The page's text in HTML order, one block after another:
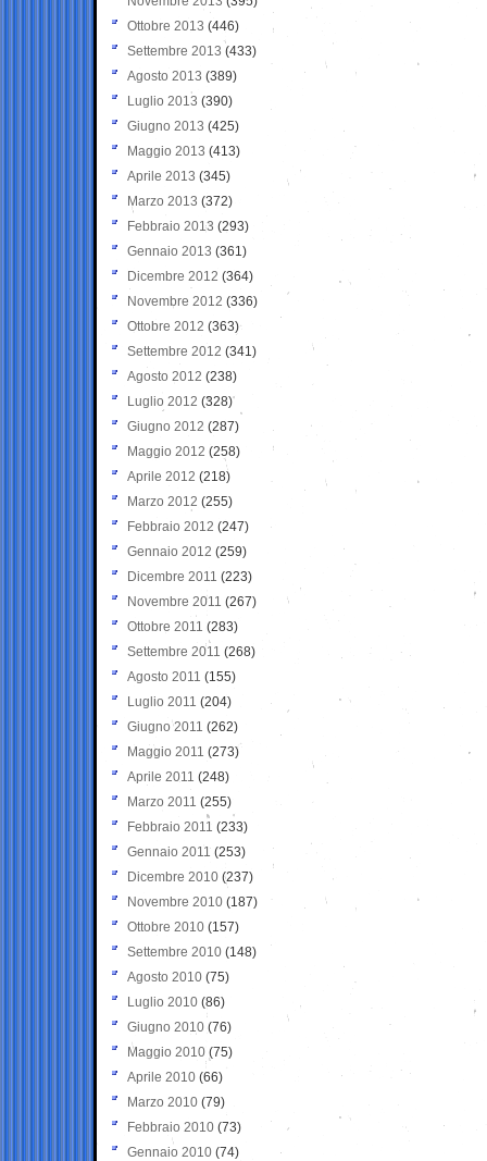
Ottobre 2013 (446)
Settembre 2013 (433)
Agosto 2013 (389)
Luglio 2013 (390)
Giugno 2013 (425)
Maggio 2013 (413)
Aprile 2013 (345)
Marzo 2013 (372)
Febbraio 2013 (293)
Gennaio 2013 (361)
Dicembre 2012 (364)
Novembre 2012 (336)
Ottobre 2012 (363)
Settembre 2012 (341)
Agosto 2012 (238)
Luglio 2012 (328)
Giugno 2012 (287)
Maggio 2012 (258)
Aprile 2012 (218)
Marzo 2012 (255)
Febbraio 2012 (247)
Gennaio 2012 (259)
Dicembre 2011 (223)
Novembre 2011 (267)
Ottobre 2011 (283)
Settembre 2011 (268)
Agosto 2011 (155)
Luglio 2011 (204)
Giugno 2011 (262)
Maggio 2011 (273)
Aprile 2011 (248)
Marzo 2011 (255)
Febbraio 2011 (233)
Gennaio 2011 (253)
Dicembre 2010 (237)
Novembre 2010 (187)
Ottobre 2010 (157)
Settembre 2010 (148)
Agosto 2010 (75)
Luglio 2010 (86)
Giugno 2010 (76)
Maggio 2010 (75)
Aprile 2010 (66)
Marzo 2010 (79)
Febbraio 2010 (73)
Gennaio 2010 (74)